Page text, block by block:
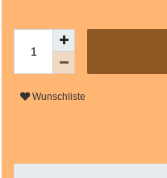
Wunschliste